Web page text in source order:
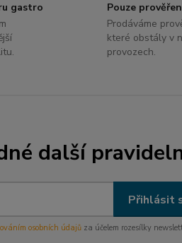
gastro
Pouze
Prodáváme
které obstály v
provozech.
další
Přihlásit
osobních údajůza účelem rozesílky